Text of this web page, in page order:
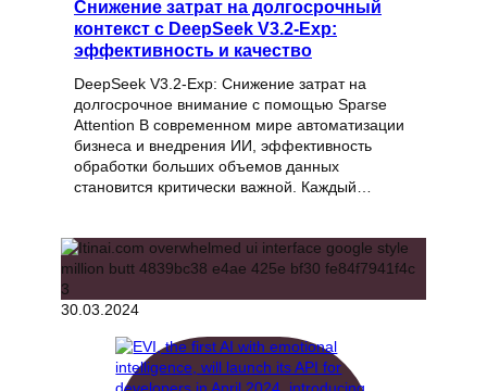
Снижение затрат на долгосрочный
контекст с DeepSeek V3.2-Exp:
эффективность и качество
DeepSeek V3.2-Exp: Снижение затрат на
долгосрочное внимание с помощью Sparse
Attention В современном мире автоматизации
бизнеса и внедрения ИИ, эффективность
обработки больших объемов данных
становится критически важной. Каждый…
30.03.2024